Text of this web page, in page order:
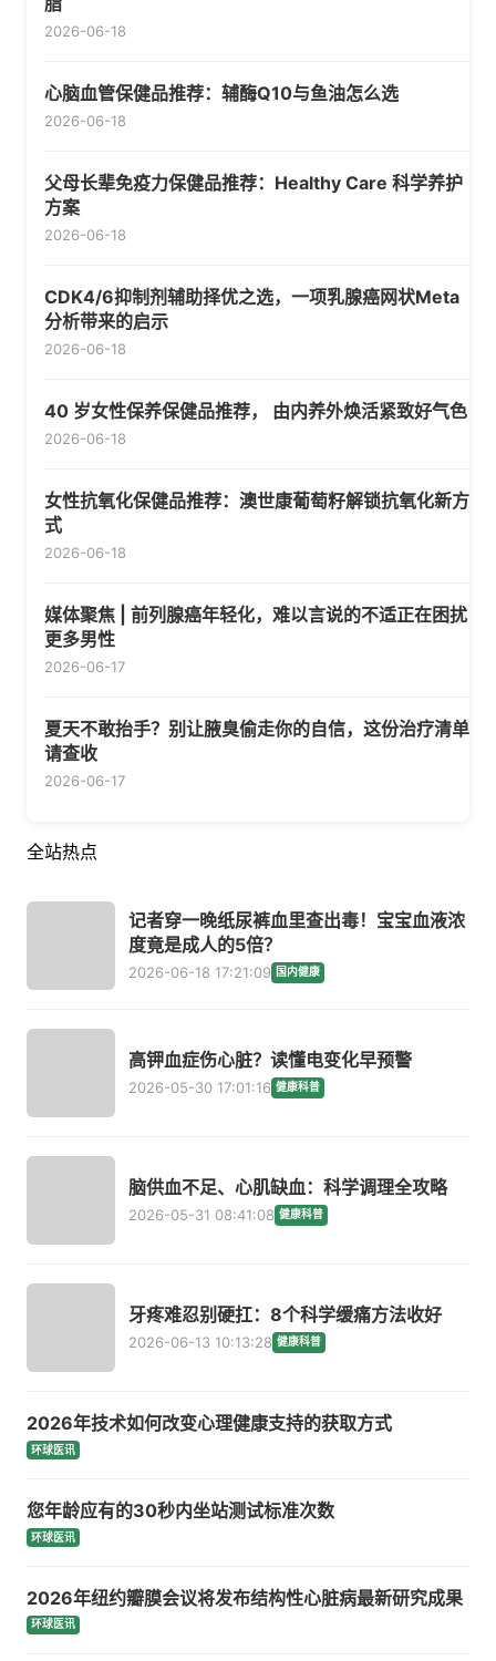
2026-06-18
心脑血管保健品推荐：辅酶Q10与鱼油怎么选
2026-06-18
父母长辈免疫力保健品推荐：Healthy Care 科学养护
方案
2026-06-18
CDK4/6抑制剂辅助择优之选，一项乳腺癌网状Meta
分析带来的启示
2026-06-18
40 岁女性保养保健品推荐， 由内养外焕活紧致好气色
2026-06-18
女性抗氧化保健品推荐：澳世康葡萄籽解锁抗氧化新方
式
2026-06-18
媒体聚焦 | 前列腺癌年轻化，难以言说的不适正在困扰
更多男性
2026-06-17
夏天不敢抬手？别让腋臭偷走你的自信，这份治疗清单
请查收
2026-06-17
全站热点
记者穿一晚纸尿裤血里查出毒！宝宝血液浓
度竟是成人的5倍？
2026-06-18 17:21:09 国内健康
高钾血症伤心脏？读懂电变化早预警
2026-05-30 17:01:16 健康科普
脑供血不足、心肌缺血：科学调理全攻略
2026-05-31 08:41:08 健康科普
牙疼难忍别硬扛：8个科学缓痛方法收好
2026-06-13 10:13:28 健康科普
2026年技术如何改变心理健康支持的获取方式
环球医讯
您年龄应有的30秒内坐站测试标准次数
环球医讯
2026年纽约瓣膜会议将发布结构性心脏病最新研究成果
环球医讯